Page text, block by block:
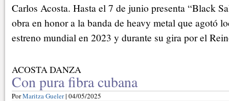
Carlos Acosta. Hasta el 7 de junio presenta “Black
obra en honor a la banda de heavy metal que agotó
estreno mundial en 2023 y durante su gira por el
ACOSTA DANZA
Con pura fibra cubana
PorMaritza Gueler| 04/05/2025